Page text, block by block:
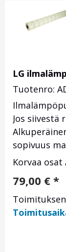
LG
Tuotenro:
Jos
sopivuus
Korvaa osat
79,00 € *